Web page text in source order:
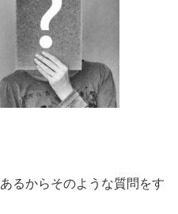
るからそのような質問をす